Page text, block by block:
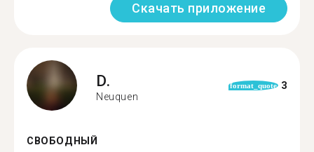
Скачать приложение
D.
Neuquen
format_quote 3
СВОБОДНЫЙ